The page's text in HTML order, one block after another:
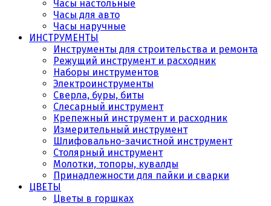
Часы настольные
Часы для авто
Часы наручные
ИНСТРУМЕНТЫ
Инструменты для строительства и ремонта
Режущий инструмент и расходник
Наборы инструментов
Электроинструменты
Сверла, буры, биты
Слесарный инструмент
Крепежный инструмент и расходник
Измерительный инструмент
Шлифовально-зачистной инструмент
Столярный инструмент
Молотки, топоры, кувалды
Принадлежности для пайки и сварки
ЦВЕТЫ
Цветы в горшках